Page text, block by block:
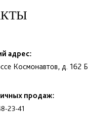
адрес:
Космонавтов, д. 162 Б
продаж:
23-41